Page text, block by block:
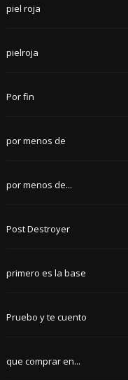
piel roja
pielroja
Por fin
por menos de
por menos de...
Post Destroyer
primero es la base
Pruebo y te cuento
que comprar en...